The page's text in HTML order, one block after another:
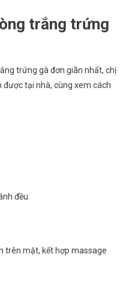
trắng trứng
trứng gà đơn giãn nhất, chị
được tại nhà, cùng xem cách
đều
trên mặt, kết hợp massage